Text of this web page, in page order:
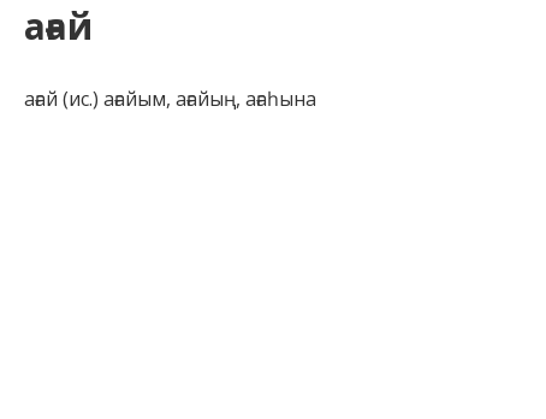
ағай
ағай (ис.) ағайым, ағайың, ағаһына